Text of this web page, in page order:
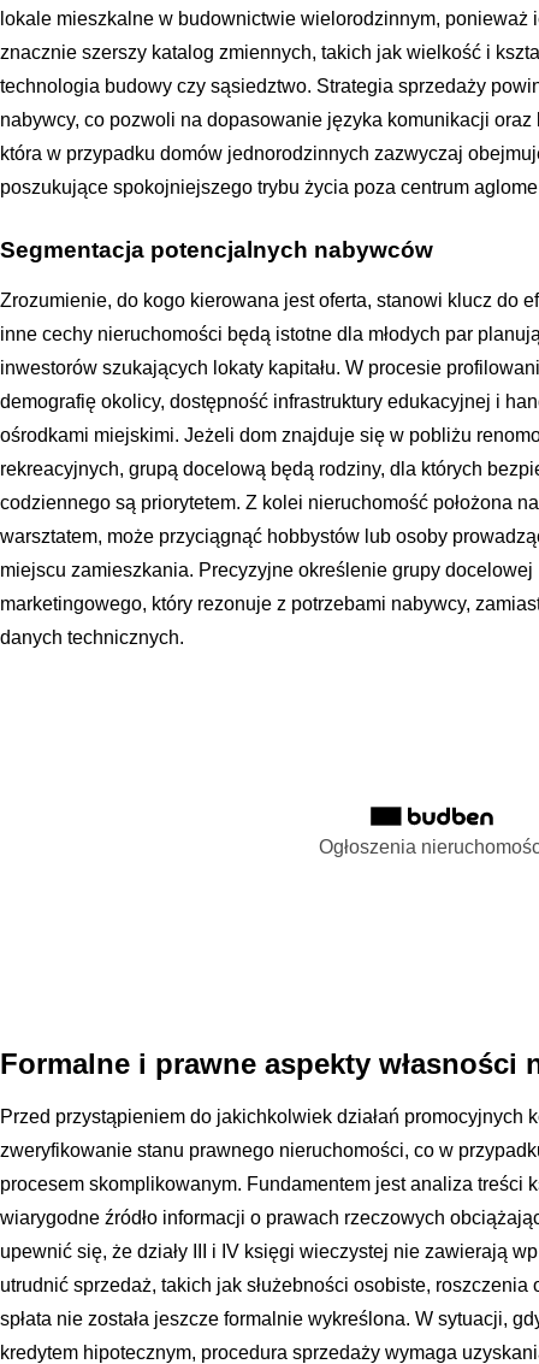
lokale mieszkalne w budownictwie wielorodzinnym, ponieważ
znacznie szerszy katalog zmiennych, takich jak wielkość i
technologia budowy czy sąsiedztwo. Strategia sprzedaży
nabywcy, co pozwoli na dopasowanie języka komunikacji
która w przypadku domów jednorodzinnych zazwyczaj
poszukujące spokojniejszego trybu życia poza centrum
Segmentacja potencjalnych nabywców
Zrozumienie, do kogo kierowana jest oferta, stanowi klucz do
inne cechy nieruchomości będą istotne dla młodych par
inwestorów szukających lokaty kapitału. W procesie
demografię okolicy, dostępność infrastruktury edukacyjnej i
ośrodkami miejskimi. Jeżeli dom znajduje się w pobliżu
rekreacyjnych, grupą docelową będą rodziny, dla których
codziennego są priorytetem. Z kolei nieruchomość położona
warsztatem, może przyciągnąć hobbystów lub osoby
miejscu zamieszkania. Precyzyjne określenie grupy
marketingowego, który rezonuje z potrzebami nabywcy,
danych technicznych.
Ogłoszenia
Formalne i prawne aspekty własności
Przed przystąpieniem do jakichkolwiek działań promocyjnych
zweryfikowanie stanu prawnego nieruchomości, co w
procesem skomplikowanym. Fundamentem jest analiza treści
wiarygodne źródło informacji o prawach rzeczowych
upewnić się, że działy III i IV księgi wieczystej nie zawierają
utrudnić sprzedaż, takich jak służebności osobiste,
spłata nie została jeszcze formalnie wykreślona. W sytuacji,
kredytem hipotecznym, procedura sprzedaży wymaga